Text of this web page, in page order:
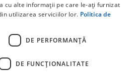
2014 -2020 Axa prioritară 6:
Apelul pentru proiecte:
Student. Titlul proiectului:
proiect: 142131.
despre celelate programe
vă invităm să vizitați
cu alte informații pe care le-ați furnizat
utilizarea serviciilor lor. Politica de
DE PERFORMANȚĂ
DE FUNCŢIONALITATE